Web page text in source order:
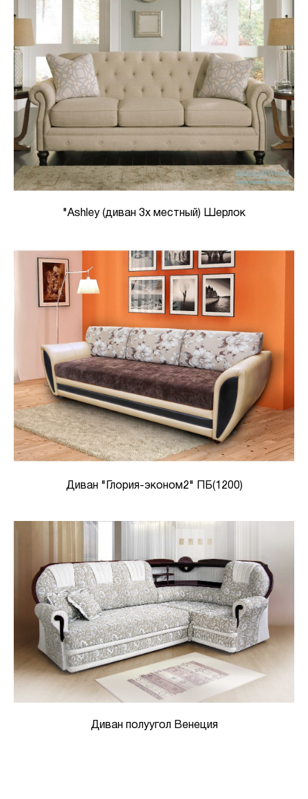
"Ashley (диван 3х местный) Шерлок
Диван "Глория-эконом2" ПБ(1200)
Диван полуугол Венеция